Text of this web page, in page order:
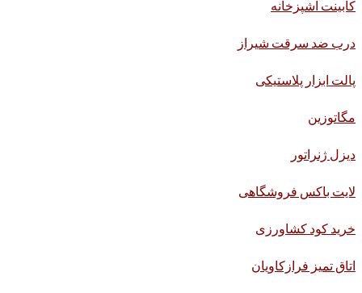
کابینت آشپزخانه
درب ضد سرقت شیراز
پالت ابزار پلاستیکی
مگاتوزین
دیزل ژنراتور
لایت باکس فروشگاهی
خرید کود کشاورزی
اتاق تمیز فرازکاویان